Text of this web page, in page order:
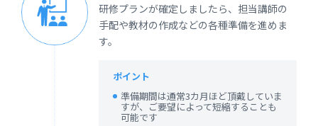
研修プランが確定しましたら、担当講師の
手配や教材の作成などの各種準備を進めま
す。
ポイント
準備期間は通常3カ月ほど頂戴していま
すが、ご要望によって短縮することも
可能です